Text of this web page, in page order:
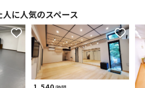
に人気のスペース